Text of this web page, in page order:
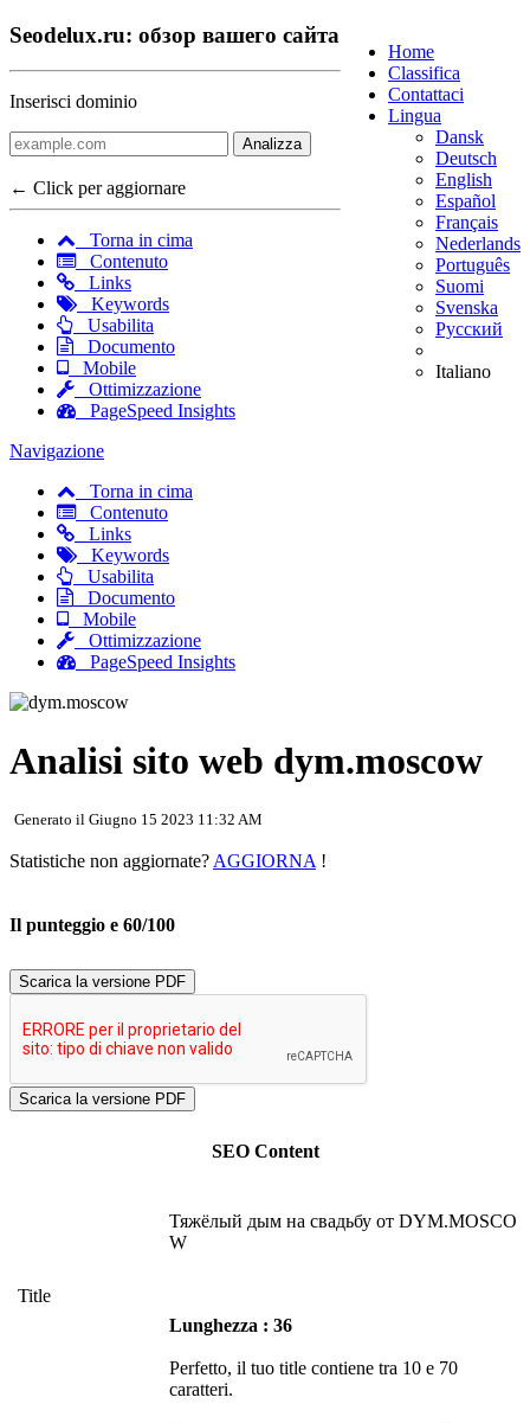
Home
Classifica
Contattaci
Lingua
Dansk
Deutsch
English
Español
Français
Nederlands
Português
Suomi
Svenska
Русский
Italiano
Seodelux.ru: обзор вашего сайта
Inserisci dominio
Analizza
← Click per aggiornare
Torna in cima
Contenuto
Links
Keywords
Usabilita
Documento
Mobile
Ottimizzazione
PageSpeed Insights
Navigazione
Torna in cima
Contenuto
Links
Keywords
Usabilita
Documento
Mobile
Ottimizzazione
PageSpeed Insights
Analisi sito web dym.moscow
Generato il Giugno 15 2023 11:32 AM
Statistiche non aggiornate? AGGIORNA !
Il punteggio e 60/100
Scarica la versione PDF
SEO Content
Title
Тяжёлый дым на свадьбу от DYM.MOSCO
W
Lunghezza : 36
Perfetto, il tuo title contiene tra 10 e 70
caratteri.